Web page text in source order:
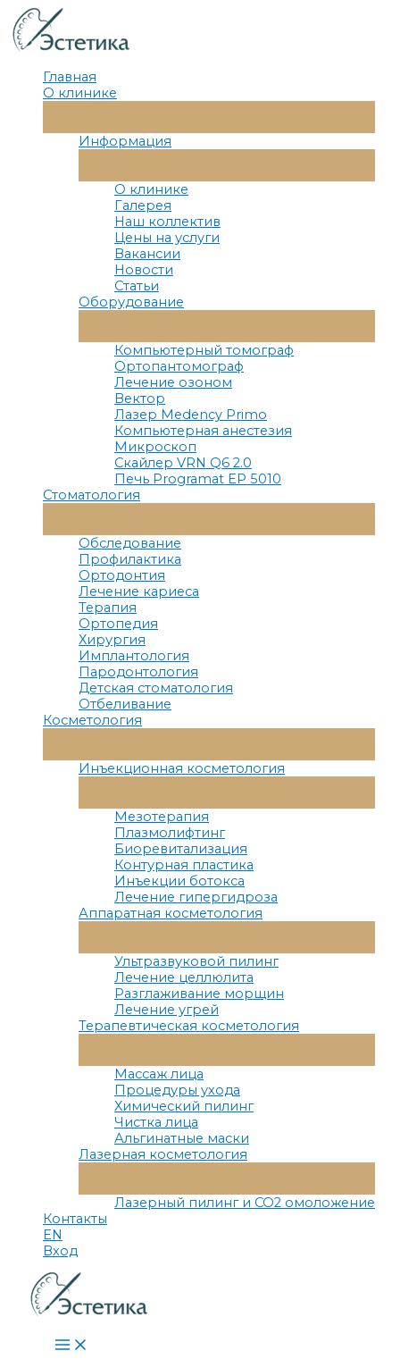
Перейти
к
содержимому
Главная
О клинике
Меню
Информация
Меню
О клинике
Галерея
Наш коллектив
Цены на услуги
Вакансии
Новости
Статьи
Оборудование
Меню
Компьютерный томограф
Ортопантомограф
Лечение озоном
Вектор
Лазер Medency Primo
Компьютерная анестезия
Микроскоп
Скайлер VRN Q6 2.0
Печь Programat EP 5010
Стоматология
Меню
Обследование
Профилактика
Ортодонтия
Лечение кариеса
Терапия
Ортопедия
Хирургия
Имплантология
Пародонтология
Детская стоматология
Отбеливание
Косметология
Меню
Инъекционная косметология
Меню
Мезотерапия
Плазмолифтинг
Биоревитализация
Контурная пластика
Инъекции ботокса
Лечение гипергидроза
Аппаратная косметология
Меню
Ультразвуковой пилинг
Лечение целлюлита
Разглаживание морщин
Лечение угрей
Терапевтическая косметология
Меню
Массаж лица
Процедуры ухода
Химический пилинг
Чистка лица
Альгинатные маски
Лазерная косметология
Меню
Лазерный пилинг и СО2 омоложение
Контакты
EN
Вход
Main
Menu